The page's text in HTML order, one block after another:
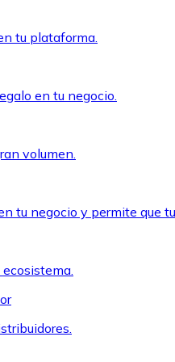
tu plataforma.
en tu negocio.
volumen.
tu negocio y permite que